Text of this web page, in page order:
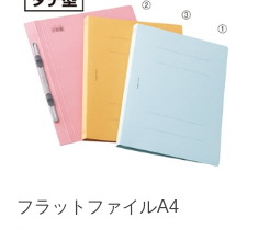
フラットファイルA4